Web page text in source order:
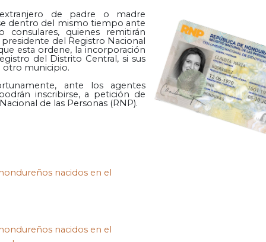
de padre o madre
dentro del mismo tiempo ante
quienes remitirán
del Registro Nacional
esta ordene, la incorporación
del Distrito Central, si sus
otro municipio.
ante los agentes
inscribirse, a petición de
de las Personas (RNP).
nacidos en el
nacidos en el